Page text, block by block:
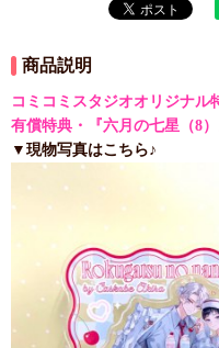
商品説明
コミコミスタジオオリジナル
有償特典・『六月の七星（8
▼現物写真はこちら♪